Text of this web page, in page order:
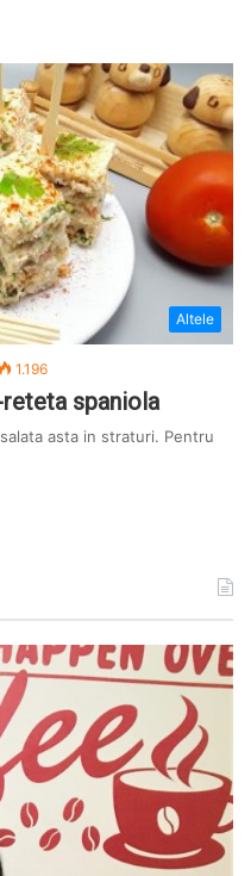
Altele
1.196
spaniola
asta in straturi. Pentru